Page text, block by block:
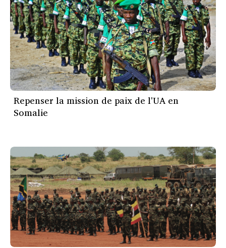
Repenser la mission de paix de l'UA en
Somalie